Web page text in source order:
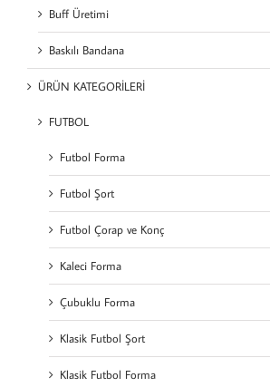
Buff Üretimi
Baskılı Bandana
ÜRÜN KATEGORİLERİ
FUTBOL
Futbol Forma
Futbol Şort
Futbol Çorap ve Konç
Kaleci Forma
Çubuklu Forma
Klasik Futbol Şort
Klasik Futbol Forma